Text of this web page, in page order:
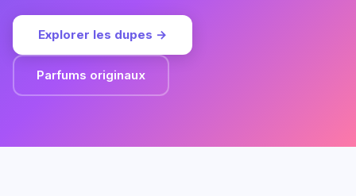
Explorer les dupes →
Parfums originaux